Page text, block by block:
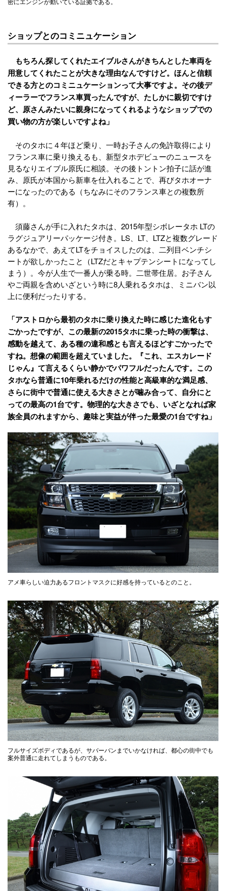
ショップとのコミニュケーション
もちろん探してくれたエイブルさんがきちんとした車両を
用意してくれたことが大きな理由なんですけど。ほんと信頼
できる方とのコミニュケーションって大事ですよ。その後デ
ィーラーでフランス車買ったんですが、たしかに親切ですけ
ど、原さんみたいに親身になってくれるようなショップでの
買い物の方が楽しいですよね」
そのタホに４年ほど乗り、一時お子さんの免許取得により
フランス車に乗り換えるも、新型タホデビューのニュースを
見るなりエイブル原氏に相談。その後トントン拍子に話が進
み、原氏が本国から新車を仕入れることで、再びタホオーナ
ーになったのである（ちなみにそのフランス車との複数所
有）。
須藤さんが手に入れたタホは、2015年型シボレータホ LTの
ラグジュアリーパッケージ付き。LS、LT、LTZと複数グレード
あるなかで、あえてLTをチョイスしたのは、二列目ベンチシ
ートが欲しかったこと（LTZだとキャプテンシートになってし
まう）。今が人生で一番人が乗る時。二世帯住居。お子さん
やご両親を含めいざという時に8人乗れるタホは、ミニバン以
上に便利だったりする。
「アストロから最初のタホに乗り換えた時に感じた進化もす
ごかったですが、この最新の2015タホに乗った時の衝撃は、
感動を越えて、ある種の違和感とも言えるほどすごかったで
すね。想像の範囲を超えていました。『これ、エスカレード
じゃん』て言えるくらい静かでパワフルだったんです。この
タホなら普通に10年乗れるだけの性能と高級車的な満足感、
さらに街中で普通に使える大きさとが噛み合って、自分にと
っての最高の1台です。物理的な大きさでも、いざとなれば家
族全員のれますから、趣味と実益が伴った最愛の1台ですね」
アメ車らしい迫力あるフロントマスクに好感を持っているとのこと。
フルサイズボディであるが、サバーバンまでいかなければ、都心の街中でも
案外普通に走れてしまうものである。